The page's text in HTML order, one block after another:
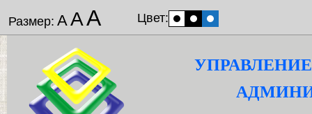
Размер: ААА Цвет: